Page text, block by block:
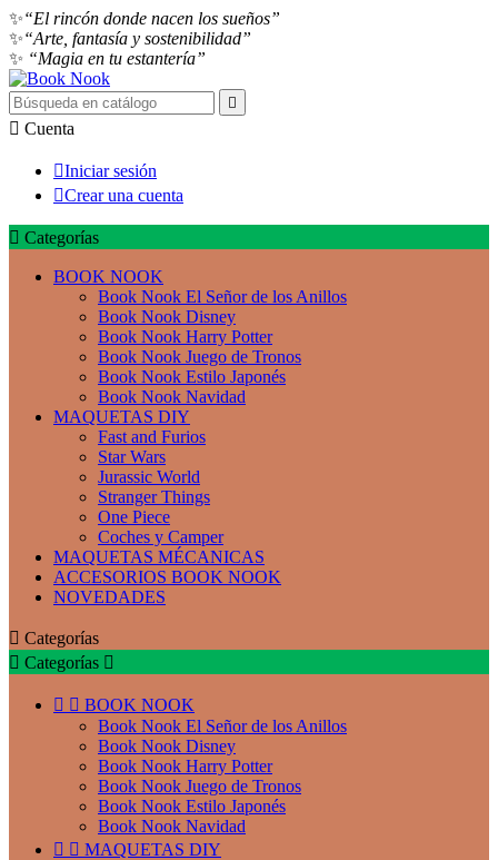
✨“El rincón donde nacen los sueños”
✨“Arte, fantasía y sostenibilidad”
✨ “Magia en tu estantería”

 Cuenta
Iniciar sesión
Crear una cuenta
 Categorías
BOOK NOOK
Book Nook El Señor de los Anillos
Book Nook Disney
Book Nook Harry Potter
Book Nook Juego de Tronos
Book Nook Estilo Japonés
Book Nook Navidad
MAQUETAS DIY
Fast and Furios
Star Wars
Jurassic World
Stranger Things
One Piece
Coches y Camper
MAQUETAS MÉCANICAS
ACCESORIOS BOOK NOOK
NOVEDADES
 Categorías
 Categorías 
  BOOK NOOK
Book Nook El Señor de los Anillos
Book Nook Disney
Book Nook Harry Potter
Book Nook Juego de Tronos
Book Nook Estilo Japonés
Book Nook Navidad
  MAQUETAS DIY